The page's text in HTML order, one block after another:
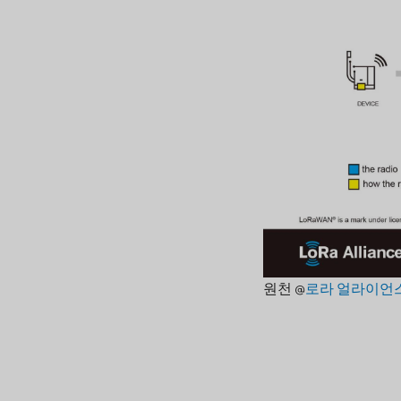
원천 @로라 얼라이언